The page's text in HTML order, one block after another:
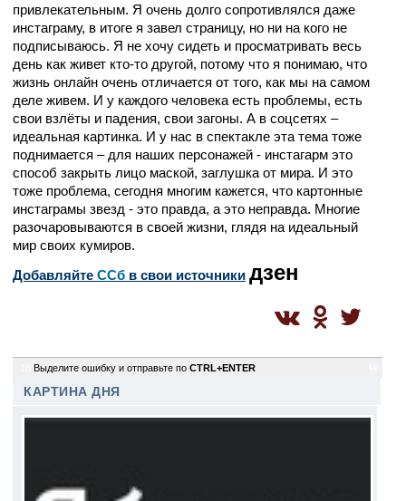
привлекательным. Я очень долго сопротивлялся даже
инстаграму, в итоге я завел страницу, но ни на кого не
подписываюсь. Я не хочу сидеть и просматривать весь
день как живет кто-то другой, потому что я понимаю, что
жизнь онлайн очень отличается от того, как мы на самом
деле живем. И у каждого человека есть проблемы, есть
свои взлёты и падения, свои загоны. А в соцсетях –
идеальная картинка. И у нас в спектакле эта тема тоже
поднимается – для наших персонажей - инстагарм это
способ закрыть лицо маской, заглушка от мира. И это
тоже проблема, сегодня многим кажется, что картонные
инстаграмы звезд - это правда, а это неправда. Многие
разочаровываются в своей жизни, глядя на идеальный
мир своих кумиров.
Добавляйте CСб в свои источники дзен
Выделите ошибку и отправьте по CTRL+ENTER
КАРТИНА ДНЯ